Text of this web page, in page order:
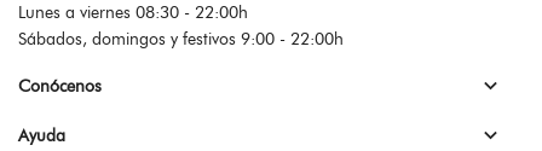
Lunes a viernes 08:30 - 22:00h
Sábados, domingos y festivos 9:00 - 22:00h
Conócenos 
Ayuda 